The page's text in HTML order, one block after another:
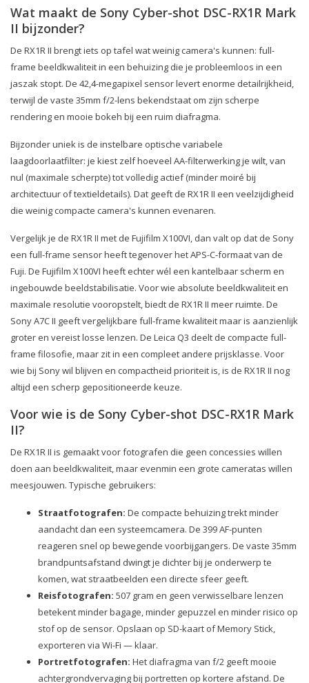
Wat maakt de Sony Cyber-shot DSC-RX1R Mark
II bijzonder?
De RX1R II brengt iets op tafel wat weinig camera's kunnen: full-
frame beeldkwaliteit in een behuizing die je probleemloos in een
jaszak stopt. De 42,4-megapixel sensor levert enorme detailrijkheid,
terwijl de vaste 35mm f/2-lens bekendstaat om zijn scherpe
rendering en mooie bokeh bij een ruim diafragma.
Bijzonder uniek is de instelbare optische variabele
laagdoorlaatfilter: je kiest zelf hoeveel AA-filterwerking je wilt, van
nul (maximale scherpte) tot volledig actief (minder moiré bij
architectuur of textieldetails). Dat geeft de RX1R II een veelzijdigheid
die weinig compacte camera's kunnen evenaren.
Vergelijk je de RX1R II met de Fujifilm X100VI, dan valt op dat de Sony
een full-frame sensor heeft tegenover het APS-C-formaat van de
Fuji. De Fujifilm X100VI heeft echter wél een kantelbaar scherm en
ingebouwde beeldstabilisatie. Voor wie absolute beeldkwaliteit en
maximale resolutie vooropstelt, biedt de RX1R II meer ruimte. De
Sony A7C II geeft vergelijkbare full-frame kwaliteit maar is aanzienlijk
groter en vereist losse lenzen. De Leica Q3 deelt de compacte full-
frame filosofie, maar zit in een compleet andere prijsklasse. Voor
wie bij Sony wil blijven en compactheid prioriteit is, is de RX1R II nog
altijd een scherp gepositioneerde keuze.
Voor wie is de Sony Cyber-shot DSC-RX1R Mark
II?
De RX1R II is gemaakt voor fotografen die geen concessies willen
doen aan beeldkwaliteit, maar evenmin een grote cameratas willen
meesjouwen. Typische gebruikers:
Straatfotografen: De compacte behuizing trekt minder
aandacht dan een systeemcamera. De 399 AF-punten
reageren snel op bewegende voorbijgangers. De vaste 35mm
brandpuntsafstand dwingt je dichter bij je onderwerp te
komen, wat straatbeelden een directe sfeer geeft.
Reisfotografen: 507 gram en geen verwisselbare lenzen
betekent minder bagage, minder gepuzzel en minder risico op
stof op de sensor. Opslaan op SD-kaart of Memory Stick,
exporteren via Wi-Fi — klaar.
Portretfotografen: Het diafragma van f/2 geeft mooie
achtergrondvervaging bij portretten op kortere afstand. De